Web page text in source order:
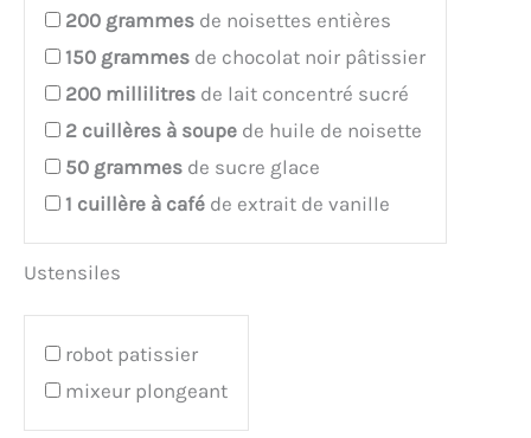
200 grammes de noisettes entières
150 grammes de chocolat noir pâtissier
200 millilitres de lait concentré sucré
2 cuillères à soupe de huile de noisette
50 grammes de sucre glace
1 cuillère à café de extrait de vanille
Ustensiles
robot patissier
mixeur plongeant